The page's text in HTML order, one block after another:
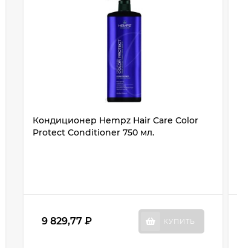
Кондиционер Hempz Hair Care Color
Protect Conditioner 750 мл.
9 829,77 ₽ КУПИТЬ